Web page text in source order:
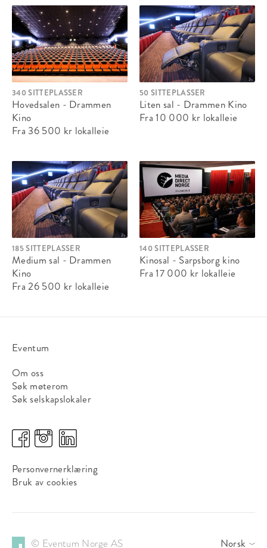
340 SITTEPLASSER
Hovedsalen - Drammen
Kino
Fra 36 500 kr lokalleie
50 SITTEPLASSER
Liten sal - Drammen Kino
Fra 10 000 kr lokalleie
185 SITTEPLASSER
Medium sal - Drammen
Kino
Fra 26 500 kr lokalleie
140 SITTEPLASSER
Kinosal - Sarpsborg kino
Fra 17 000 kr lokalleie
Eventum
Om oss
Søk møterom
Søk selskapslokaler
Personvernerklæring
Bruk av cookies
© Eventum Norge AS Norsk